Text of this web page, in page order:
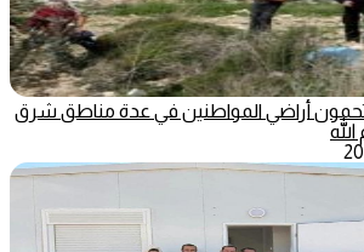
أراضي المواطنين في عدة مناطق شرق